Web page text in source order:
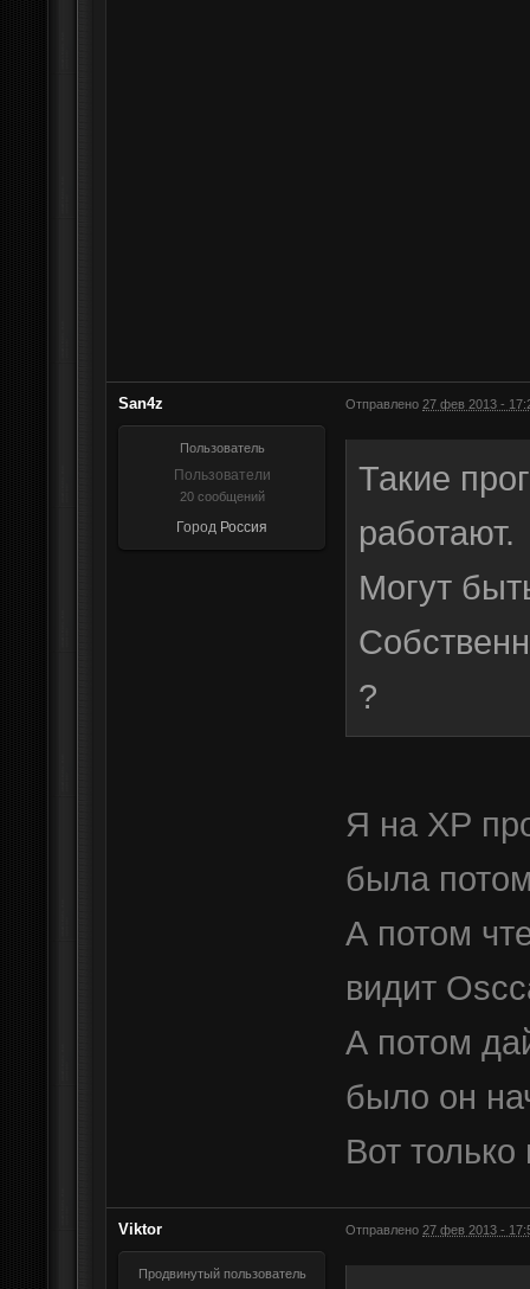
San4z Отправлено 27 фев 2013 -
Пользователь
Пользователи
20 сообщений
Город Россия
Такие
работают.
Могут
?
Я на ХР
была
А потом
видит
А потом
было он
Вот
Viktor Отправлено 27 фев 2013 -
Продвинутый пользователь